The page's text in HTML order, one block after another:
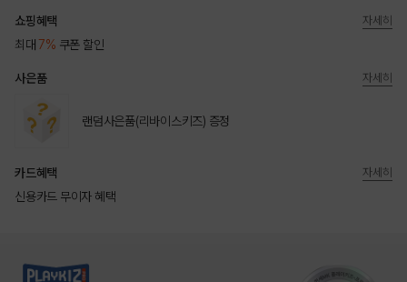
쇼핑혜택
최대 7% 쿠폰 할인
자세히
사은품
랜덤사은품(리바이스키즈) 증정
자세히
카드혜택
신용카드 무이자 혜택
자세히